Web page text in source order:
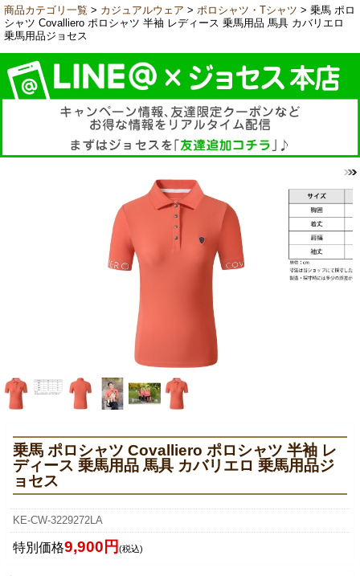
商品カテゴリ一覧 > カジュアルウェア > ポロシャツ・Tシャツ > 乗馬 ポロ
シャツ Covalliero ポロシャツ 半袖 レディース 乗馬用品 馬具 カバリエロ
乗馬用品ジョセス
乗馬 ポロシャツ Covalliero ポロシャツ 半袖 レ
ディース 乗馬用品 馬具 カバリエロ 乗馬用品ジ
ョセス
KE-CW-3229272LA
特別価格9,900円 (税込)